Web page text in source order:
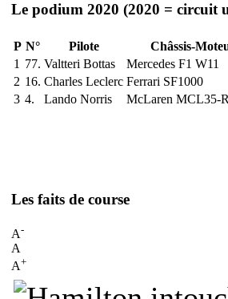
Le podium 2020 (2020 = circuit
P N° Pilote Châssis-
1 77. Valtteri Bottas Mercedes F1 W11
2 16. Charles Leclerc Ferrari SF1000
3 4. Lando Norris McLaren MCL35-
Les faits de course
A-
A
A+